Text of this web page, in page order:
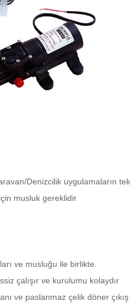
Denizcilik uygulamaların tek
musluk gereklidir
ve musluğu ile birlikte.
çalışır ve kurulumu kolaydır
ve paslanmaz çelik döner çıkış